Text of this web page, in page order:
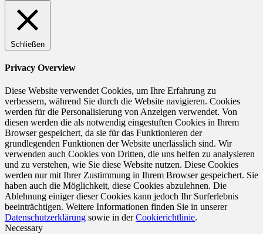
Schließen
Privacy Overview
Diese Website verwendet Cookies, um Ihre Erfahrung zu
verbessern, während Sie durch die Website navigieren. Cookies
werden für die Personalisierung von Anzeigen verwendet. Von
diesen werden die als notwendig eingestuften Cookies in Ihrem
Browser gespeichert, da sie für das Funktionieren der
grundlegenden Funktionen der Website unerlässlich sind. Wir
verwenden auch Cookies von Dritten, die uns helfen zu analysieren
und zu verstehen, wie Sie diese Website nutzen. Diese Cookies
werden nur mit Ihrer Zustimmung in Ihrem Browser gespeichert. Sie
haben auch die Möglichkeit, diese Cookies abzulehnen. Die
Ablehnung einiger dieser Cookies kann jedoch Ihr Surferlebnis
beeinträchtigen. Weitere Informationen finden Sie in unserer
Datenschutzerklärung sowie in derCookierichtlinie.
Necessary